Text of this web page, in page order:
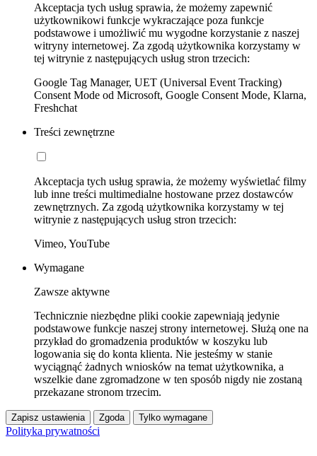
Akceptacja tych usług sprawia, że możemy zapewnić
użytkownikowi funkcje wykraczające poza funkcje
podstawowe i umożliwić mu wygodne korzystanie z naszej
witryny internetowej. Za zgodą użytkownika korzystamy w
tej witrynie z następujących usług stron trzecich:
Google Tag Manager, UET (Universal Event Tracking)
Consent Mode od Microsoft, Google Consent Mode, Klarna,
Freshchat
Treści zewnętrzne
Akceptacja tych usług sprawia, że możemy wyświetlać filmy
lub inne treści multimedialne hostowane przez dostawców
zewnętrznych. Za zgodą użytkownika korzystamy w tej
witrynie z następujących usług stron trzecich:
Vimeo, YouTube
Wymagane
Zawsze aktywne
Technicznie niezbędne pliki cookie zapewniają jedynie
podstawowe funkcje naszej strony internetowej. Służą one na
przykład do gromadzenia produktów w koszyku lub
logowania się do konta klienta. Nie jesteśmy w stanie
wyciągnąć żadnych wniosków na temat użytkownika, a
wszelkie dane zgromadzone w ten sposób nigdy nie zostaną
przekazane stronom trzecim.
Zapisz ustawienia Zgoda Tylko wymagane
Polityka prywatności